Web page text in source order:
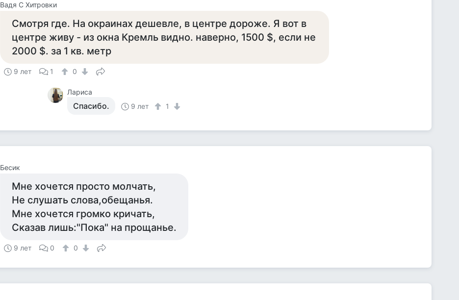
Вадя С Хитровки
Смотря где. На окраинах дешевле, в центре дороже. Я вот в
центре живу - из окна Кремль видно. наверно, 1500 $, если не
2000 $. за 1 кв. метр
9 лет 1 0
Лариса
Спасибо. 9 лет 1
Бесик
Мне хочется просто молчать,
Не слушать слова,обещанья.
Мне хочется громко кричать,
Сказав лишь:"Пока" на прощанье.
9 лет 0 0